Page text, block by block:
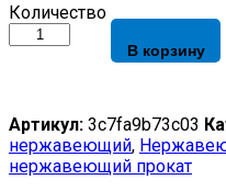
Двутавр
нержавеющий
AISI
316Ti,
EN
10034/10365
Количество
В корзину
Артикул: 3c7fa9b73c03
нержавеющий,
нержавеющий прокат